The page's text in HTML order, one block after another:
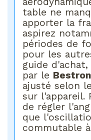
table ne
apporter la
aspirez
périodes de
pour les
guide
par le
ajusté selon
sur l'appareil.
de régler
que
commutable à